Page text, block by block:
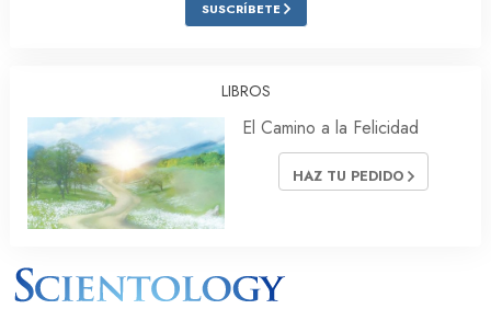
SUSCRÍBETE
LIBROS
El Camino a la Felicidad
HAZ TU PEDIDO